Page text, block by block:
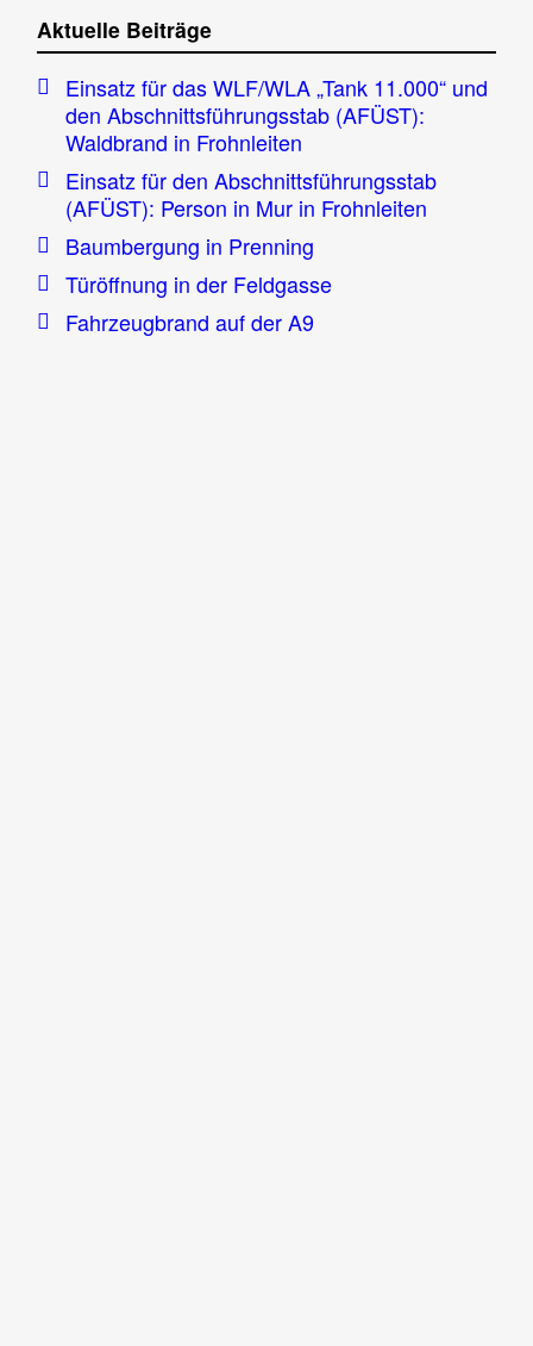
Aktuelle Beiträge
Einsatz für das WLF/WLA „Tank 11.000“ und
den Abschnittsführungsstab (AFÜST):
Waldbrand in Frohnleiten
Einsatz für den Abschnittsführungsstab
(AFÜST): Person in Mur in Frohnleiten
Baumbergung in Prenning
Türöffnung in der Feldgasse
Fahrzeugbrand auf der A9